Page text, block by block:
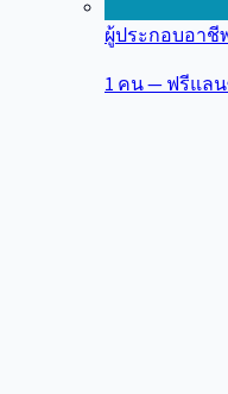
ผู้ประกอบอาชี
1 คน — ฟรีแล